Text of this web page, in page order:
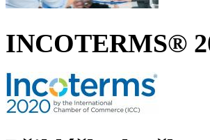
INCOTERMS®